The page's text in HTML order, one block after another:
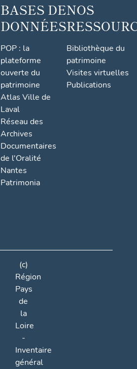
BASES DE
DONNÉES
POP : la
plateforme
ouverte du
patrimoine
Atlas Ville de
Laval
Réseau des
Archives
Documentaires
de l'Oralité
Nantes
Patrimonia
NOS
Bibliothèque du
patrimoine
Visites virtuelles
Publications
(c)
Région
Pays
de
la
Loire
-
Inventaire
général